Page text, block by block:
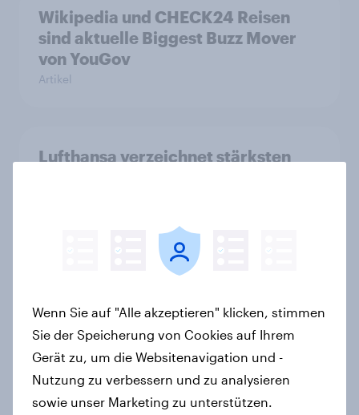
Wikipedia und CHECK24 Reisen
sind aktuelle Biggest Buzz Mover
von YouGov
Artikel
Lufthansa verzeichnet stärksten
YouGovs Best Brand Rankings 2026
+++ adidas beste deutsche Marke
Artikel
Wenn Sie auf "Alle akzeptieren" klicken, stimmen
Sie der Speicherung von Cookies auf Ihrem
Gerät zu, um die Websitenavigation und -
Nutzung zu verbessern und zu analysieren
sowie unser Marketing zu unterstützen.